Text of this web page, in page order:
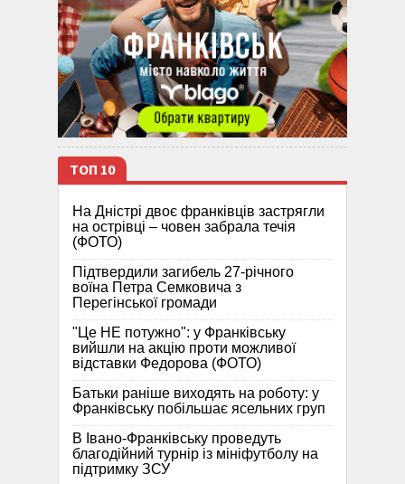
ТОП 10
На Дністрі двоє франківців застрягли
на острівці – човен забрала течія
(ФОТО)
Підтвердили загибель 27-річного
воїна Петра Семковича з
Перегінської громади
"Це НЕ потужно": у Франківську
вийшли на акцію проти можливої
відставки Федорова (ФОТО)
Батьки раніше виходять на роботу: у
Франківську побільшає ясельних груп
В Івано-Франківську проведуть
благодійний турнір із мініфутболу на
підтримку ЗСУ